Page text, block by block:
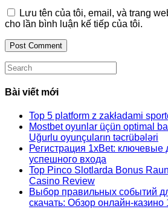
username
to
comment
address
to
comment
website
URL
Lưu tên của tôi, email, và trang
cho lần bình luận kế tiếp của tôi.
Search
this
website
Bài viết mới
Top 5 platform z zakładami
Mostbet oyunlar üçün optimal
Uğurlu oyunçuların təcrübələri
Регистрация 1xBet: ключевые
успешного входа
Top Pinco Slotlarda Bonus
Casino Review
Выбор правильных событий
скачать: Обзор онлайн-казино